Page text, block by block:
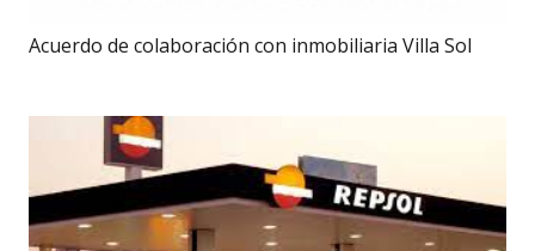
Acuerdo de colaboración con inmobiliaria Villa Sol